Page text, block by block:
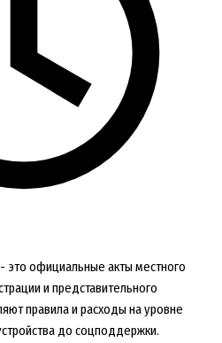
официальные акты местного
и представительного
правила и расходы на уровне
до соцподдержки.